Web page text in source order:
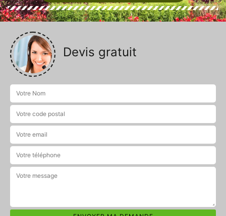
Devis gratuit